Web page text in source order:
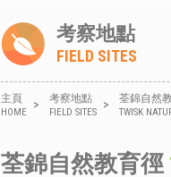
考察地點
FIELD SITES
主頁
HOME
> 考察地點
FIELD SITES
> 荃錦自然
TWISK
荃錦自然教育徑